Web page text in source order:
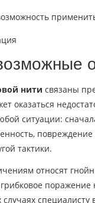
нити связаны
оказаться
ситуации:
тактики.
относят
поражение
специалисту